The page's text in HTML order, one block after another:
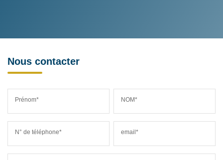
Nous contacter
Prénom* NOM*
N° de téléphone* email*